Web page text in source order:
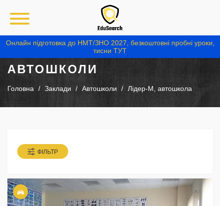
Онлайн підготовка до НМТ/ЗНО 2027, безкоштовні пробні уроки,
тисни ТУТ
АВТОШКОЛИ
Головна Заклади Автошколи Лідер-М, автошкола
ФІЛЬТР